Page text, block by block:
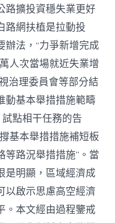
路擴投資穩失業更好
路網扶植是拉動投
法，“力爭新增完成
人次當場就近失業增
治理委員會等部分結
動基本舉措措施範疇
點相干任務的告
基本舉措措施補短板
路況舉措措施”。當
是明顯，區域經濟成
以啟示思慮高空經濟
。本文經由過程鑒戒